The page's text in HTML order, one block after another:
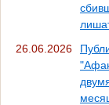
26.06.2026